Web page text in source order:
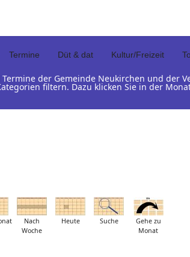
Termine Düt & dat Kultur/Freizeit
der Gemeinde Neukirchen und der
filtern. Dazu klicken Sie in der
Nach
Woche
Heute Suche
Gehe zu
Monat